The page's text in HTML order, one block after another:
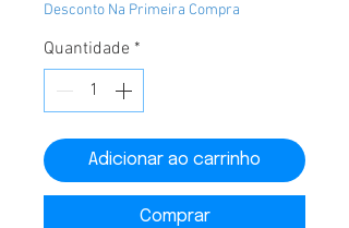
Desconto Na Primeira Compra
Quantidade *
Adicionar ao carrinho
Comprar